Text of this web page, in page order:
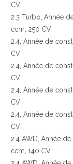
CV
2.3 Turbo, Année
ccm, 250 CV
2.4, Année de
CV
2.4, Année de
CV
2.4, Année de
CV
2.4, Année de
CV
2.4 AWD, Année
ccm, 140 CV